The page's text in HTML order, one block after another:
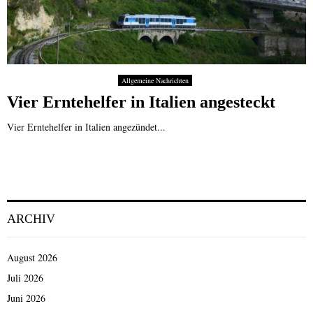
Allgemeine Nachrichten
Vier Erntehelfer in Italien angesteckt
Vier Erntehelfer in Italien angezündet...
ARCHIV
August 2026
Juli 2026
Juni 2026